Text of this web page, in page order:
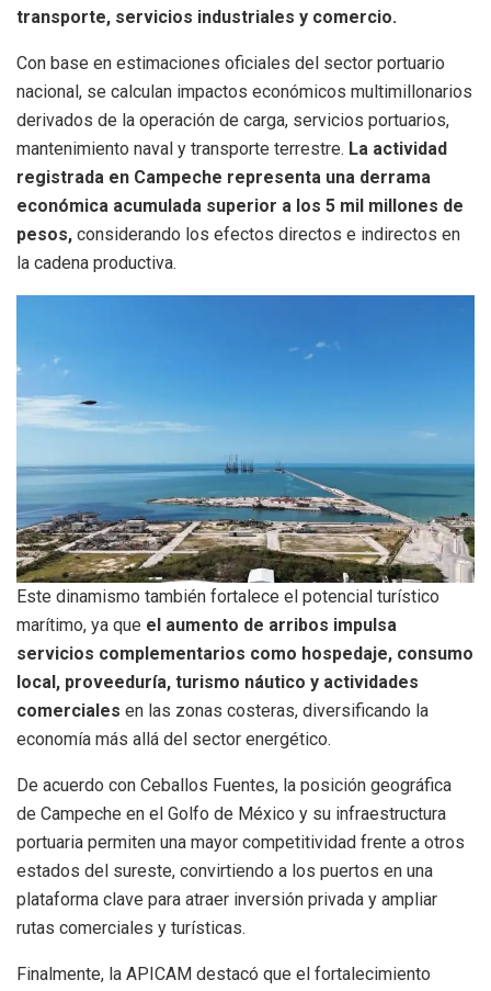
transporte, servicios industriales y comercio.
Con base en estimaciones oficiales del sector portuario
nacional, se calculan impactos económicos multimillonarios
derivados de la operación de carga, servicios portuarios,
mantenimiento naval y transporte terrestre. La actividad
registrada en Campeche representa una derrama
económica acumulada superior a los 5 mil millones de
pesos, considerando los efectos directos e indirectos en
la cadena productiva.
Este dinamismo también fortalece el potencial turístico
marítimo, ya que el aumento de arribos impulsa
servicios complementarios como hospedaje, consumo
local, proveeduría, turismo náutico y actividades
comerciales en las zonas costeras, diversificando la
economía más allá del sector energético.
De acuerdo con Ceballos Fuentes, la posición geográfica
de Campeche en el Golfo de México y su infraestructura
portuaria permiten una mayor competitividad frente a otros
estados del sureste, convirtiendo a los puertos en una
plataforma clave para atraer inversión privada y ampliar
rutas comerciales y turísticas.
Finalmente, la APICAM destacó que el fortalecimiento